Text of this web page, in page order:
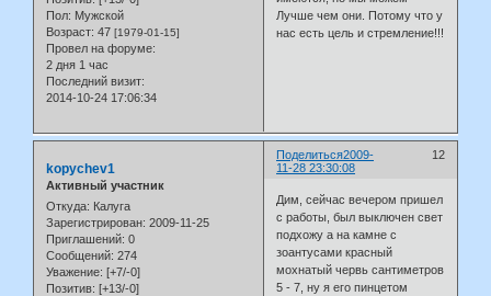
Пол: Мужской
Возраст: 47 [1979-01-15]
Провел на форуме:
2 дня 1 час
Последний визит:
2014-10-24 17:06:34
Лучше чем они. Потому что у
нас есть цель и стремление!!!
Поделиться 12
2009-
11-28 23:30:08
kopychev1
Активный участник
Откуда: Калуга
Зарегистрирован: 2009-11-25
Приглашений: 0
Сообщений: 274
Уважение: [+7/-0]
Позитив: [+13/-0]
Дим, сейчас вечером пришел
с работы, был выключен свет
подхожу а на камне с
зоантусами красный
мохнатый червь сантиметров
5 - 7, ну я его пинцетом